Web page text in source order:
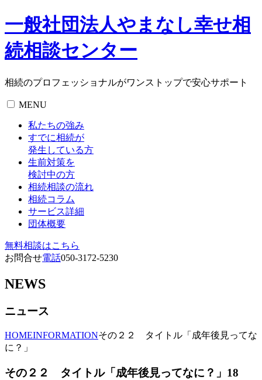
一般社団法人やまなし幸せ相
続相談センター
相続のプロフェッショナルがワンストップで安心サポート
MENU
私たちの強み
すでに相続が
発生している方
生前対策を
検討中の方
相続相談の流れ
相続コラム
サービス詳細
団体概要
無料相談はこちら
お問合せ電話050-3172-5230
NEWS
ニュース
HOMEINFORMATIONその２２ タイトル「成年後見ってな
に？」
その２２ タイトル「成年後見ってなに？」 18